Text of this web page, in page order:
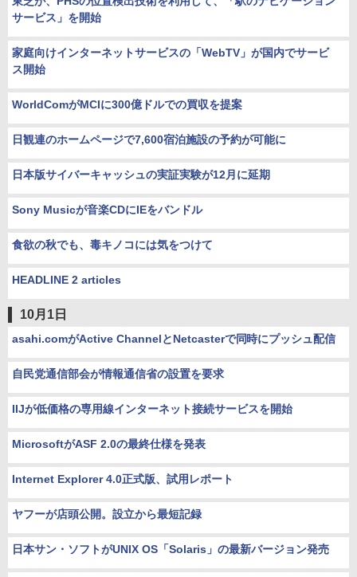
サービス」を開始
家庭向けインターネットサービスの「WebTV」が国内でサービ
ス開始
WorldComがMCIに300億ドルでの買収を提案
日観連のホームページで7,600宿泊施設の予約が可能に
日本版サイバーキャッシュの実証実験が12月に延期
Sony Musicが音楽CDにIEをバンドル
食欲の秋でも、毒キノコには気をつけて
HEADLINE 2 articles
10月1日
asahi.comがActive ChannelとNetcasterで同時にプッシュ配信
自民党通信部会が情報通信省の設置を要求
IIJが低価格の専用線インターネット接続サービスを開始
MicrosoftがASF 2.0の最終仕様を発表
Internet Explorer 4.0正式版、試用レポート
ヤフーが店頭公開。設立から最短記録
日本サン・ソフトがUNIX OS「Solaris」の最新バージョン発売